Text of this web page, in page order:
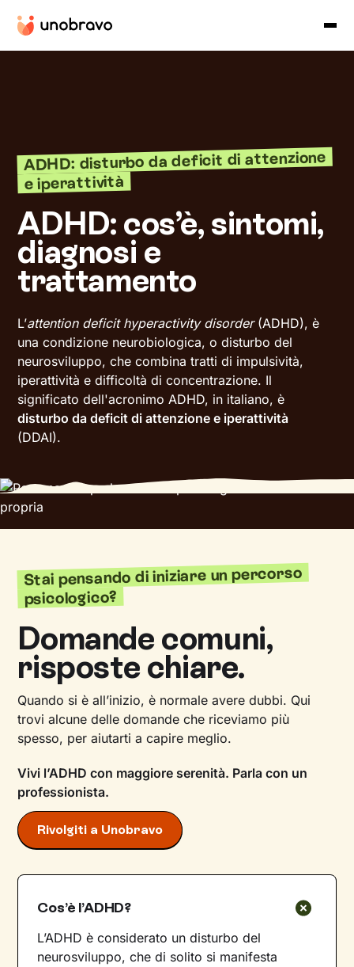
ADHD: disturbo da deficit di attenzione
e iperattività
ADHD: cos’è, sintomi,
diagnosi e
trattamento
L’attention deficit hyperactivity disorder(ADHD), è
una condizione neurobiologica, o disturbo del
neurosviluppo, che combina tratti di impulsività,
iperattività e difficoltà di concentrazione. Il
significato dell'acronimo ADHD, in italiano, è
disturbo da deficit di attenzione e iperattività
(DDAI).
Stai pensando di iniziare un percorso
psicologico?
Domande comuni,
risposte chiare.
Quando si è all’inizio, è normale avere dubbi. Qui
trovi alcune delle domande che riceviamo più
spesso, per aiutarti a capire meglio.
Vivi l’ADHD con maggiore serenità. Parla con un
professionista.
Rivolgiti a Unobravo
Cos’è l’ADHD?
L’ADHD è considerato un disturbo del
neurosviluppo, che di solito si manifesta